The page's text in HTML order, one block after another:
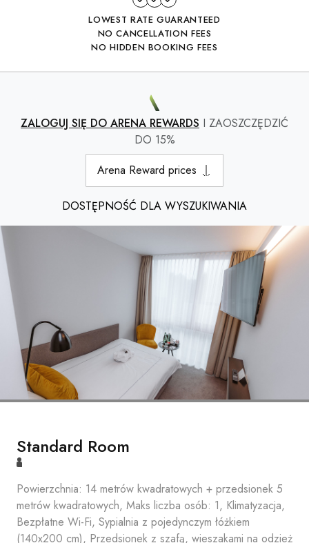
LOWEST RATE GUARANTEED
NO CANCELLATION FEES
NO HIDDEN BOOKING FEES
ZALOGUJ SIĘ DO ARENA REWARDS I ZAOSZCZĘDZIĆ
DO 15%
Arena Reward prices
DOSTĘPNOŚĆ DLA WYSZUKIWANIA
Standard Room
Powierzchnia: 14 metrów kwadratowych + przedsionek 5
metrów kwadratowych, Maks liczba osób: 1, Klimatyzacja,
Bezpłatne Wi-Fi, Sypialnia z pojedynczym łóżkiem
(140x200 cm), Przedsionek z szafą, wieszakami na odzież